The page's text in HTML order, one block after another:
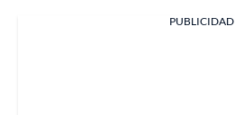
PUBLICIDAD